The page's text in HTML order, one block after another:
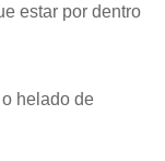
estar por dentro
helado de